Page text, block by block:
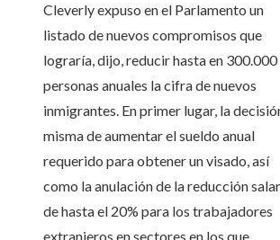
Cleverly expuso en el Parlamento un
listado de nuevos compromisos que
lograría, dijo, reducir hasta en 300.000
personas anuales la cifra de nuevos
inmigrantes. En primer lugar, la
misma de aumentar el sueldo anual
requerido para obtener un visado, así
como la anulación de la reducción
de hasta el 20% para los trabajadores
extranjeros en sectores en los que